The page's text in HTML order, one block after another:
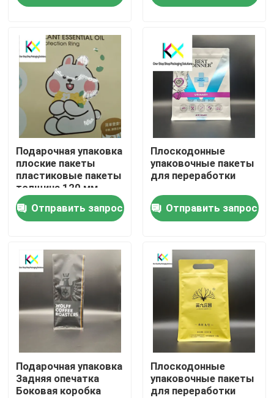
Домой
Продукты
Видеозаписи
О нас
Экскурсия по заводу
Свяжитесь с нами
Запросите цитату
Пластмассовые мешки
Компостируемые упаковочные пакеты
Подарочная упаковка
плоские пакеты
пластиковые пакеты
толщина 120 мм
Отправить запрос
Плоскодонные
упаковочные пакеты
для переработки
Отправить запрос
Подарочная упаковка
Задняя опечатка
Боковая коробка
Плоскодонные
упаковочные пакеты
для переработки